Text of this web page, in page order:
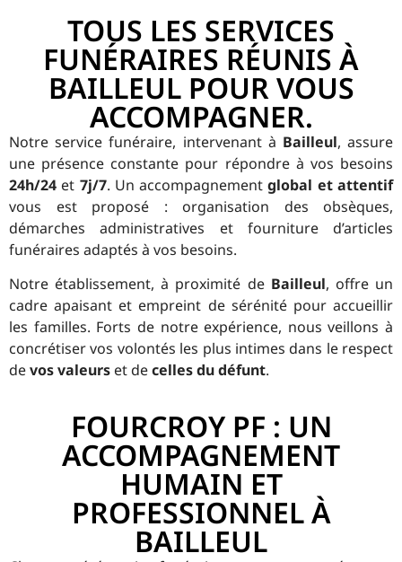
TOUS LES SERVICES
FUNÉRAIRES RÉUNIS À
BAILLEUL POUR VOUS
ACCOMPAGNER.
Notre service funéraire, intervenant à Bailleul, assure
une présence constante pour répondre à vos besoins
24h/24 et 7j/7. Un accompagnementglobal et attentif
vous est proposé : organisation des obsèques,
démarches administratives et fourniture d’articles
funéraires adaptés à vos besoins.
Notre établissement, à proximité de Bailleul, offre un
cadre apaisant et empreint de sérénité pour accueillir
les familles. Forts de notre expérience, nous veillons à
concrétiser vos volontés les plus intimes dans le respect
devos valeurs et decelles du défunt.
FOURCROY PF : UN
ACCOMPAGNEMENT
HUMAIN ET
PROFESSIONNEL À
BAILLEUL